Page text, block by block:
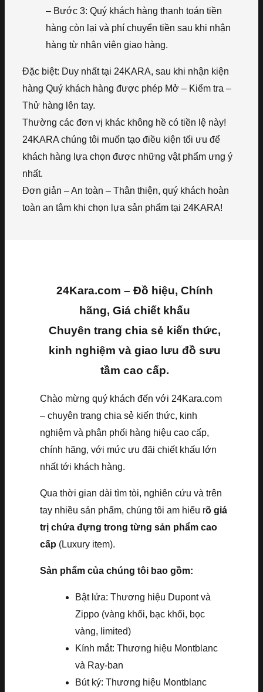
– Bước 3: Quý khách hàng thanh toán tiền
hàng còn lại và phí chuyển tiền sau khi nhận
hàng từ nhân viên giao hàng.
Đặc biệt: Duy nhất tại 24KARA, sau khi nhận kiện
hàng Quý khách hàng được phép Mở – Kiểm tra –
Thử hàng lên tay.
Thường các đơn vị khác không hề có tiền lệ này!
24KARA chúng tôi muốn tạo điều kiện tối ưu để
khách hàng lựa chọn được những vật phẩm ưng ý
nhất.
Đơn giản – An toàn – Thân thiện, quý khách hoàn
toàn an tâm khi chọn lựa sản phẩm tại 24KARA!
24Kara.com – Đồ hiệu, Chính
hãng, Giá chiết khấu
Chuyên trang chia sẻ kiến thức,
kinh nghiệm và giao lưu đồ sưu
tầm cao cấp.
Chào mừng quý khách đến với 24Kara.com
– chuyên trang chia sẻ kiến thức, kinh
nghiệm và phân phối hàng hiệu cao cấp,
chính hãng, với mức ưu đãi chiết khấu lớn
nhất tới khách hàng.
Qua thời gian dài tìm tòi, nghiên cứu và trên
tay nhiều sản phẩm, chúng tôi am hiểu rõ giá
trị chứa đựng trong từng sản phẩm cao
cấp (Luxury item).
Sản phẩm của chúng tôi bao gồm:
Bật lửa: Thương hiệu Dupont và
Zippo (vàng khối, bạc khối, bọc
vàng, limited)
Kính mắt: Thương hiệu Montblanc
và Ray-ban
Bút ký: Thương hiệu Montblanc